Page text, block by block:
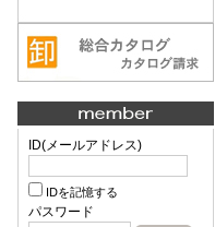
ID(メールアドレス)
IDを記憶する
パスワード